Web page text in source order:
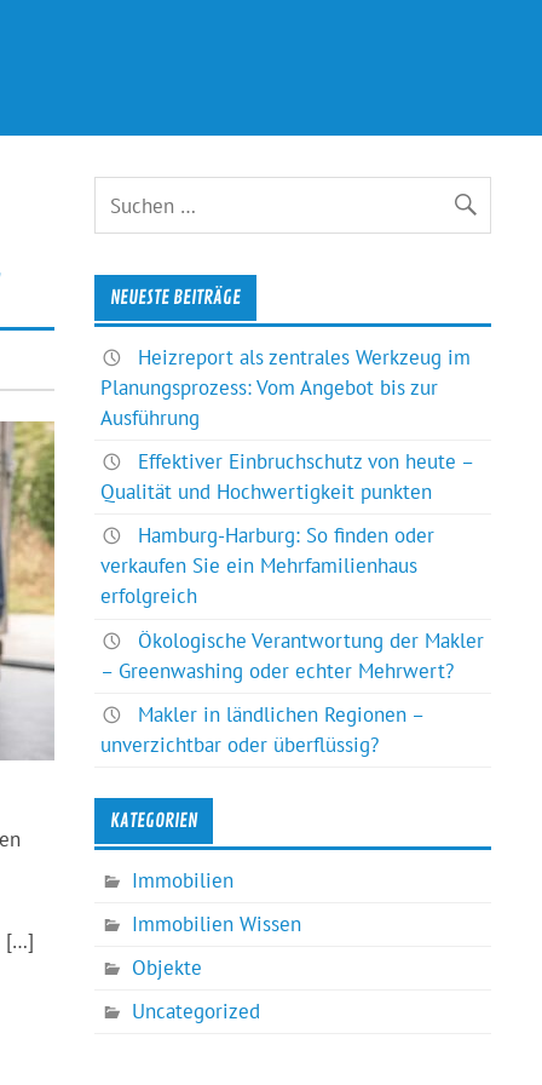
[…]
NEUESTE BEITRÄGE
Heizreport als zentrales Werkzeug im
Planungsprozess: Vom Angebot bis zur
Ausführung
Effektiver Einbruchschutz von heute –
Qualität und Hochwertigkeit punkten
Hamburg-Harburg: So finden oder
verkaufen Sie ein Mehrfamilienhaus
erfolgreich
Ökologische Verantwortung der Makler
– Greenwashing oder echter Mehrwert?
Makler in ländlichen Regionen –
unverzichtbar oder überflüssig?
KATEGORIEN
Immobilien
Immobilien Wissen
Objekte
Uncategorized